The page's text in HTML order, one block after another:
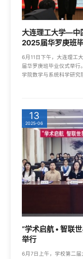
大连理工大学—中
2025届华罗庚班
6月11日下午，大连理工
届华罗庚班毕业仪式举行
学院数学与系统科学研究
13
2025-06
“学术启航 • 智联
举行
6月7日上午，学校第二